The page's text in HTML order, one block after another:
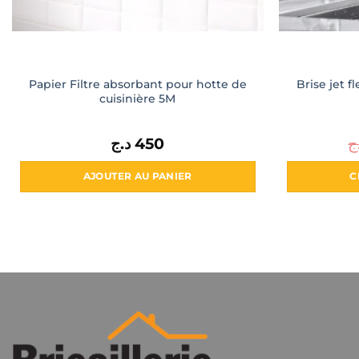
Papier Filtre absorbant pour hotte de
cuisinière 5M
450 د.ج
AJOUTER AU PANIER
Brise jet